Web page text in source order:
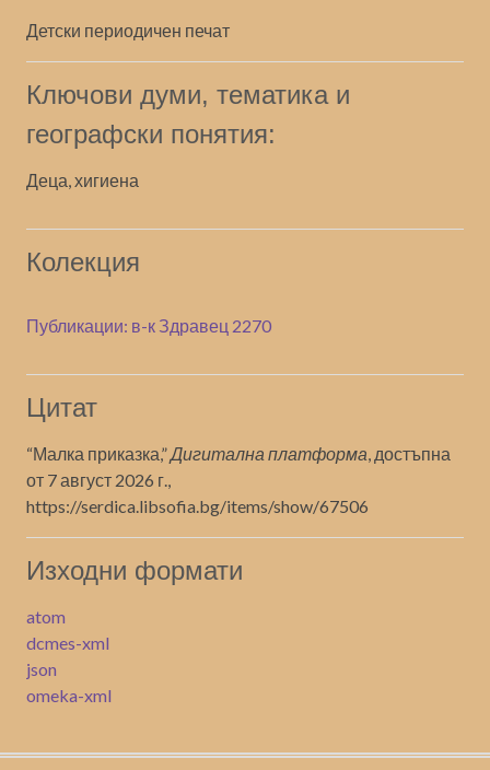
Детски периодичен печат
Ключови думи, тематика и
географски понятия:
Деца, хигиена
Колекция
Публикации: в-к Здравец 2270
Цитат
“Малка приказка,”Дигитална платформа, достъпна
от 7 август 2026 г.,
https://serdica.libsofia.bg/items/show/67506
Изходни формати
atom
dcmes-xml
json
omeka-xml